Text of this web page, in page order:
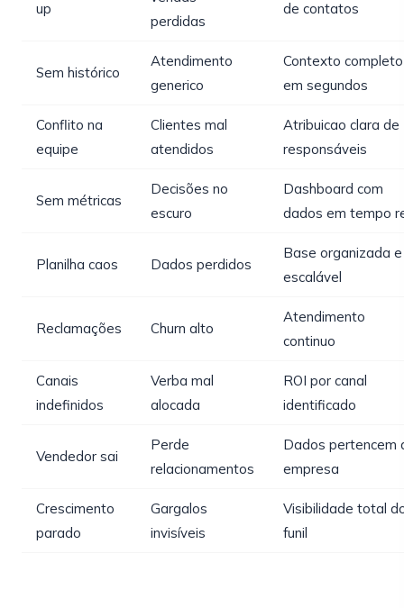
up
perdidas
de contatos
Sem histórico
Atendimento
generico
Contexto completo
em segundos
Conflito na
equipe
Clientes mal
atendidos
Atribuicao clara de
responsáveis
Sem métricas
Decisões no
escuro
Dashboard com
dados em tempo
Planilha caos Dados perdidos
Base organizada e
escalável
Reclamações Churn alto
Atendimento
continuo
Canais
indefinidos
Verba mal
alocada
ROI por canal
identificado
Vendedor sai
Perde
relacionamentos
Dados pertencem
empresa
Crescimento
parado
Gargalos
invisíveis
Visibilidade total
funil